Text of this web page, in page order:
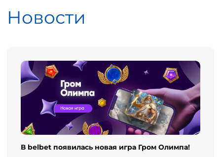
Новости
В belbet появилась новая игра Гром Олимпа!